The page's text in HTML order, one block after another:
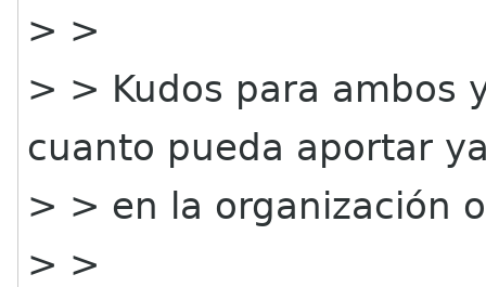
> >
> > Kudos para ambos
cuanto pueda aportar
> > en la organización
> >